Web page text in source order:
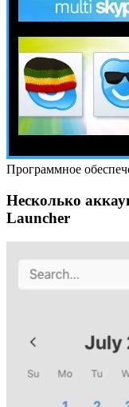
Программное
Несколько
Launcher